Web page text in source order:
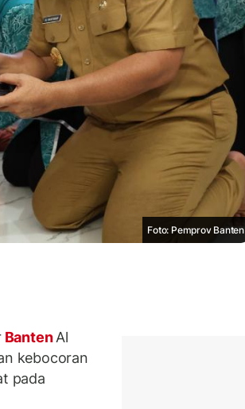
Foto: Pemprov Banten
BantenAl
kebocoran
pada